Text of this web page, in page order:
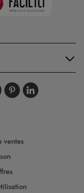
sur
nous sur
nousnous
Suivez-
ventes